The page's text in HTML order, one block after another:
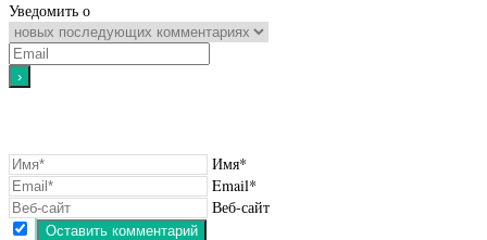
Уведомить о
Имя*
Email*
Веб-сайт